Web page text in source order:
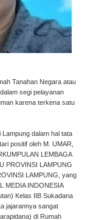
Tanahan Negara atau
segi pelayanan
karena terkena satu
dalam hal tata
positif oleh M. UMAR,
LEMBAGA
PROVINSI LAMPUNG
LAMPUNG, yang
MEDIA INDONESIA
Kelas IIB Sukadana
jajarannya sangat
di Rumah